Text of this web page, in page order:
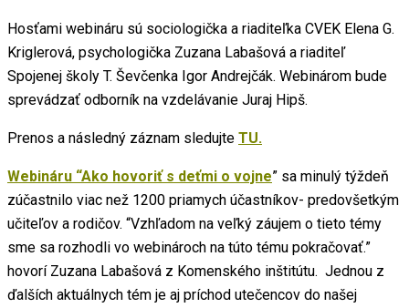
Hosťami webináru sú sociologička a riaditeľka CVEK Elena G.
Kriglerová, psychologička Zuzana Labašová a riaditeľ
Spojenej školy T. Ševčenka Igor Andrejčák. Webinárom bude
sprevádzať odborník na vzdelávanie Juraj Hipš.
Prenos a následný záznam sledujte TU.
Webináru “Ako hovoriť s deťmi o vojne” sa minulý týždeň
zúčastnilo viac než 1200 priamych účastníkov- predovšetkým
učiteľov a rodičov. “Vzhľadom na veľký záujem o tieto témy
sme sa rozhodli vo webinároch na túto tému pokračovať.”
hovorí Zuzana Labašová z Komenského inštitútu. Jednou z
ďalších aktuálnych tém je aj príchod utečencov do našej